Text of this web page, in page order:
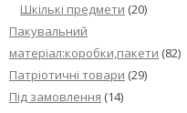
Шкількі предмети (20)
Пакувальний
матеріал:коробки,пакети (82)
Патріотичні товари (29)
Під замовлення (14)